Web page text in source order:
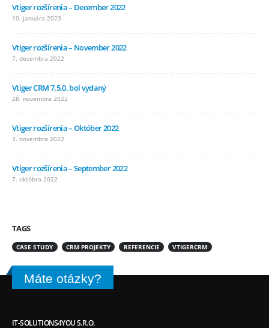
Vtiger rozšírenia – December 2022
10. januára 2023
Vtiger rozšírenia – November 2022
7. decembra 2022
Vtiger CRM 7.5.0. bol vydaný
28. novembra 2022
Vtiger rozšírenia – Október 2022
3. novembra 2022
Vtiger rozšírenia – September 2022
7. októbra 2022
TAGS
CASE STUDY CRM PROJEKTY REFERENCIE VTIGERCRM
Máte otázky?
IT-SOLUTIONS4YOU S.R.O.